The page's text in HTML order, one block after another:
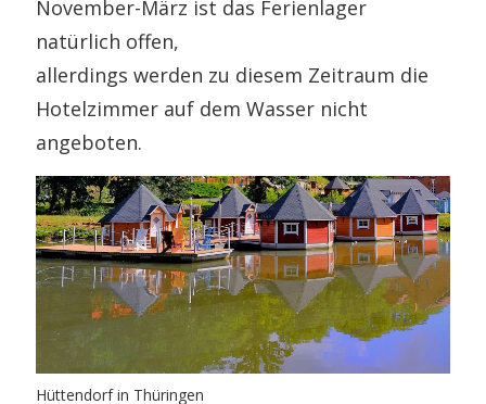
November-März ist das Ferienlager
natürlich offen,
allerdings werden zu diesem Zeitraum die
Hotelzimmer auf dem Wasser nicht
angeboten.
Hüttendorf in Thüringen